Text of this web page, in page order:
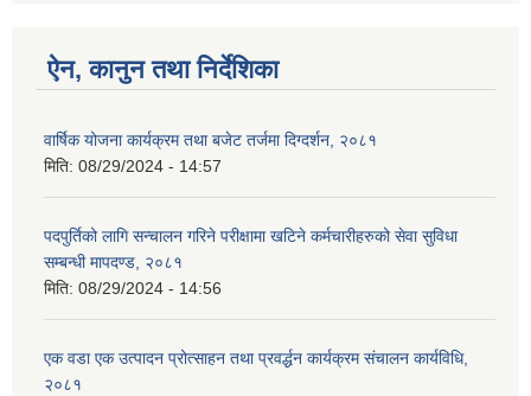
ऐन, कानुन तथा निर्देशिका
वार्षिक योजना कार्यक्रम तथा बजेट तर्जमा दिग्दर्शन, २०८१
मिति: 08/29/2024 - 14:57
पदपुर्तिको लागि सन्चालन गरिने परीक्षामा खटिने कर्मचारीहरुको सेवा सुविधा
सम्बन्धी मापदण्ड, २०८१
मिति: 08/29/2024 - 14:56
एक वडा एक उत्पादन प्रोत्साहन तथा प्रवर्द्धन कार्यक्रम संचालन कार्यविधि,
२०८१